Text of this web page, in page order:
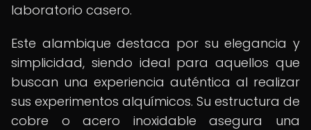
laboratorio casero.
Este alambique destaca por su elegancia y
simplicidad, siendo ideal para aquellos que
buscan una experiencia auténtica al realizar
sus experimentos alquímicos. Su estructura de
cobre o acero inoxidable asegura una